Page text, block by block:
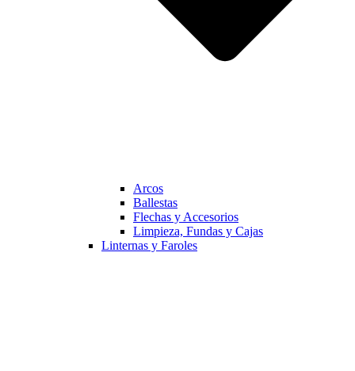
Arcos
Ballestas
Flechas y Accesorios
Limpieza, Fundas y Cajas
Linternas y Faroles